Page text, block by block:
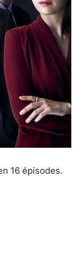
16 épisodes.